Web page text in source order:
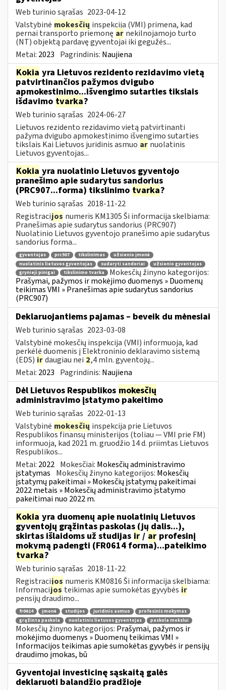
Web turinio sąrašas 2023-04-12
Valstybinė mokesčių inspekcija (VMI) primena, kad
pernai transporto priemonę ar nekilnojamojo turto
(NT) objektą pardavę gyventojai iki gegužės...
Metai: 2023 Pagrindinis: Naujiena
Kokia yra Lietuvos rezidento rezidavimo vietą
patvirtinančios pažymos dvigubo
apmokestinimo...išvengimo sutarties tikslais
išdavimo tvarka?
Web turinio sąrašas 2024-06-27
Lietuvos rezidento rezidavimo vietą patvirtinanti
pažyma dvigubo apmokestinimo išvengimo sutarties
tikslais Kai Lietuvos juridinis asmuo ar nuolatinis
Lietuvos gyventojas...
Kokia yra nuolatinio Lietuvos gyventojo
pranešimo apie sudarytus sandorius
(PRC907...forma) tikslinimo tvarka?
Web turinio sąrašas 2018-11-22
Registracijos numeris KM1305 Ši informacija skelbiama:
Pranešimas apie sudarytus sandorius (PRC907)
Nuolatinio Lietuvos gyventojo pranešimo apie sudarytus
sandorius forma...
gyventojas prc907 tikslinimas
užsienio įmonė
nuolatinis lietuvos gyventojas
sudaryti sandoriai
užsienio gyventojas
grynieji pinigai
tikslinimo tvarka
Mokesčių žinyno kategorijos:
Prašymai, pažymos ir mokėjimo duomenys » Duomenų
teikimas VMI » Pranešimas apie sudarytus sandorius
(PRC907)
Deklaruojantiems pajamas – beveik du mėnesiai
Web turinio sąrašas 2023-03-08
Valstybinė mokesčių inspekcija (VMI) informuoja, kad
perkėlė duomenis į Elektroninio deklaravimo sistemą
(EDS) irdaugiau nei 2,4 mln. gyventojų...
Metai: 2023 Pagrindinis: Naujiena
Dėl Lietuvos Respublikos mokesčių
administravimo įstatymo pakeitimo
Web turinio sąrašas 2022-01-13
Valstybinė mokesčių inspekcija prie Lietuvos
Respublikos finansų ministerijos (toliau — VMI prie FM)
informuoja, kad 2021 m. gruodžio 14 d. priimtas Lietuvos
Respublikos...
Metai: 2022 Mokesčiai: Mokesčių administravimo
įstatymas Mokesčių žinyno kategorijos: Mokesčių
įstatymų pakeitimai » Mokesčių įstatymų pakeitimai
2022 metais » Mokesčių administravimo įstatymo
pakeitimai nuo 2022 m.
Kokia yra duomenų apie nuolatinių Lietuvos
gyventojų grąžintas paskolas (jų dalis...),
skirtas išlaidoms už studijas ir / ar profesinį
mokymą padengti (FR0614 forma)...pateikimo
tvarka?
Web turinio sąrašas 2018-11-22
Registracijos numeris KM0816 Ši informacija skelbiama:
Informacijosteikimas apie sumokėtas gyvybės ir
pensijų draudimo...
fr0614 įmonė studijos juridinis asmuo
profesinis mokymas
grąžinta paskola
nuolatinis lietuvos gyventojas paskola mokslui
Mokesčių žinyno kategorijos: Prašymai, pažymos ir
mokėjimo duomenys » Duomenų teikimas VMI »
Informacijos teikimas apie sumokėtas gyvybės ir pensijų
draudimo įmokas, bū
Gyventojai investicinę sąskaitą galės
deklaruoti balandžio pradžioje